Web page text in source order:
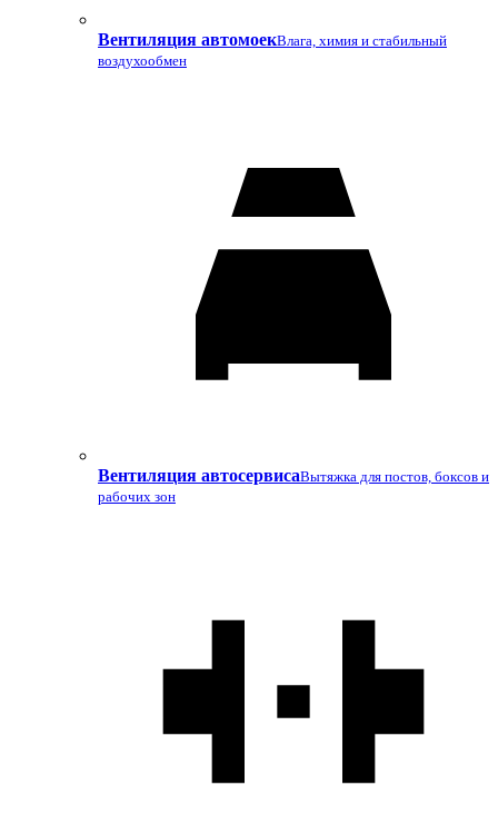
Вентиляция автомоекВлага, химия и стабильный
воздухообмен
Вентиляция автосервисаВытяжка для постов, боксов и
рабочих зон